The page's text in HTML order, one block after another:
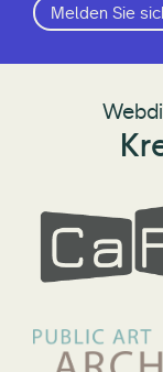
Melden Sie